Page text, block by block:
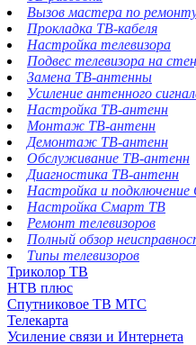
Вызов мастера по
Прокладка ТВ-кабеля
Настройка телевизора
Подвес телевизора на
Замена ТВ-антенны
Усиление антенного
Настройка ТВ-антенн
Монтаж ТВ-антенн
Демонтаж ТВ-антенн
Обслуживание ТВ-антенн
Диагностика ТВ-антенн
Настройка и
Настройка Смарт ТВ
Ремонт телевизоров
Полный обзор
Типы телевизоров
Триколор ТВ
НТВ плюс
Спутниковое ТВ МТС
Телекарта
Усиление связи и Интернета